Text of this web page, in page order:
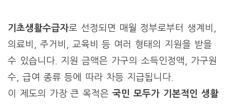
기초생활수급자로 선정되면 매월 정부로부터 생계비,
의료비, 주거비, 교육비 등 여러 형태의 지원을 받을
수 있습니다. 지원 금액은 가구의 소득인정액, 가구원
수, 급여 종류 등에 따라 차등 지급됩니다.
이 제도의 가장 큰 목적은국민 모두가 기본적인 생활